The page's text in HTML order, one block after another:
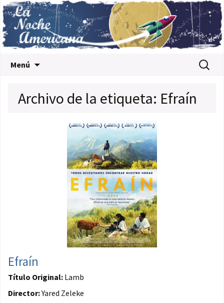
Menú Buscar:
Archivo de la etiqueta: Efraín
Efraín
Título Original: Lamb
Director:Yared Zeleke